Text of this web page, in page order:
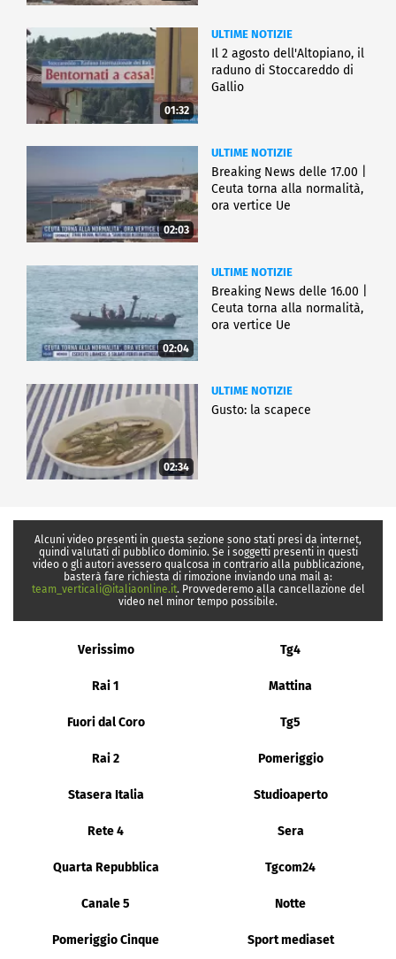
01:32
ULTIME NOTIZIE
Il 2 agosto dell'Altopiano, il
raduno di Stoccareddo di
Gallio
02:03
ULTIME NOTIZIE
Breaking News delle 17.00 |
Ceuta torna alla normalità,
ora vertice Ue
02:04
ULTIME NOTIZIE
Breaking News delle 16.00 |
Ceuta torna alla normalità,
ora vertice Ue
02:34
ULTIME NOTIZIE
Gusto: la scapece
Alcuni video presenti in questa sezione sono stati presi da internet,
quindi valutati di pubblico dominio. Se i soggetti presenti in questi
video o gli autori avessero qualcosa in contrario alla pubblicazione,
basterà fare richiesta di rimozione inviando una mail a:
team_verticali@italiaonline.it. Provvederemo alla cancellazione del
video nel minor tempo possibile.
Verissimo Tg4
Rai 1 Mattina
Fuori dal Coro Tg5
Rai 2 Pomeriggio
Stasera Italia Studioaperto
Rete 4 Sera
Quarta Repubblica Tgcom24
Canale 5 Notte
Pomeriggio Cinque Sport mediaset